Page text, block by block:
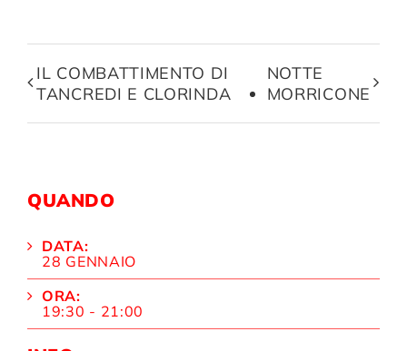
IL COMBATTIMENTO DI
TANCREDI E CLORINDA
NOTTE
MORRICONE
QUANDO
DATA:
28 GENNAIO
ORA:
19:30 - 21:00